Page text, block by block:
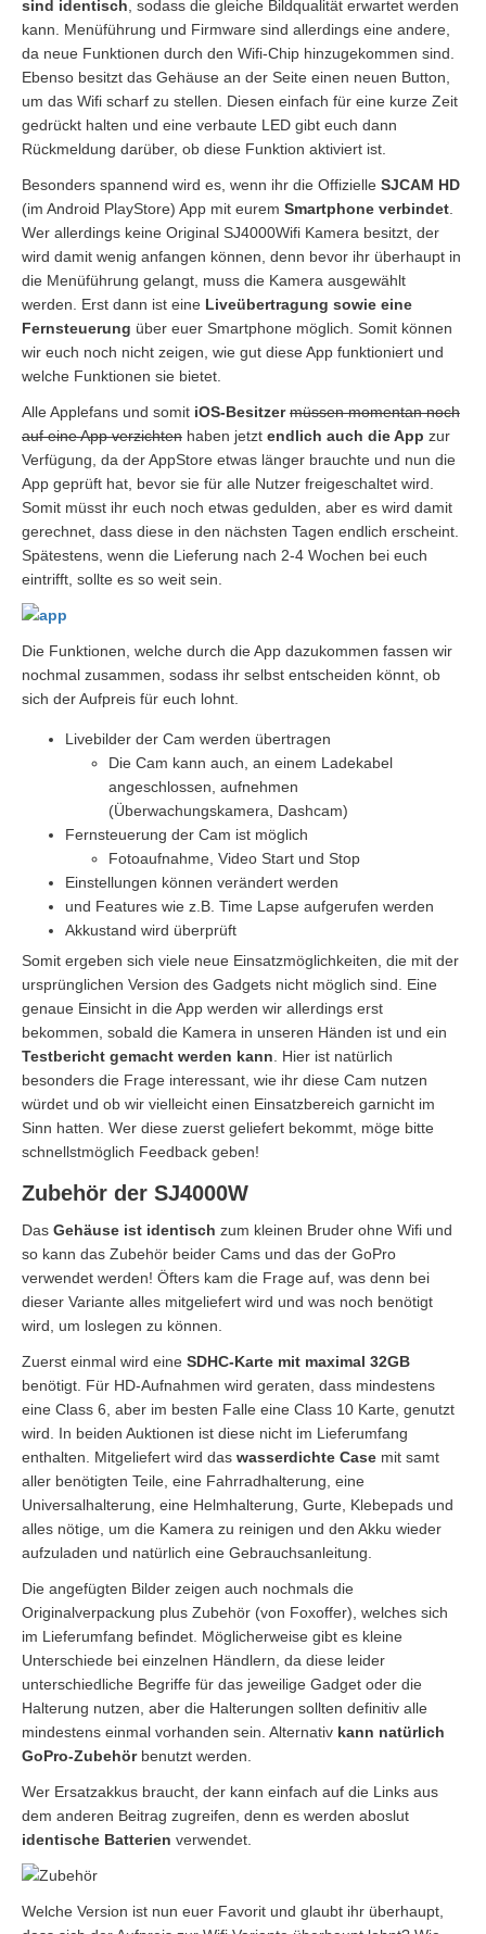
sind identisch , sodass die gleiche Bildqualität erwartet werden
kann. Menüführung und Firmware sind allerdings eine andere,
da neue Funktionen durch den Wifi-Chip hinzugekommen sind.
Ebenso besitzt das Gehäuse an der Seite einen neuen Button,
um das Wifi scharf zu stellen. Diesen einfach für eine kurze Zeit
gedrückt halten und eine verbaute LED gibt euch dann
Rückmeldung darüber, ob diese Funktion aktiviert ist.
Besonders spannend wird es, wenn ihr die Offizielle SJCAM HD
(im Android PlayStore) App mit eurem Smartphone verbindet
Wer allerdings keine Original SJ4000Wifi Kamera besitzt, der
wird damit wenig anfangen können, denn bevor ihr überhaupt in
die Menüführung gelangt, muss die Kamera ausgewählt
werden. Erst dann ist eine Liveübertragung sowie eine
Fernsteuerung über euer Smartphone möglich. Somit können
wir euch noch nicht zeigen, wie gut diese App funktioniert und
welche Funktionen sie bietet.
Alle Applefans und somit iOS-Besitzer müssen momentan noch
auf eine App verzichten haben jetzt endlich auch die App zur
Verfügung, da der AppStore etwas länger brauchte und nun die
App geprüft hat, bevor sie für alle Nutzer freigeschaltet wird.
Somit müsst ihr euch noch etwas gedulden, aber es wird damit
gerechnet, dass diese in den nächsten Tagen endlich erscheint.
Spätestens, wenn die Lieferung nach 2-4 Wochen bei euch
eintrifft, sollte es so weit sein.
Die Funktionen, welche durch die App dazukommen fassen wir
nochmal zusammen, sodass ihr selbst entscheiden könnt, ob
sich der Aufpreis für euch lohnt.
Livebilder der Cam werden übertragen
Die Cam kann auch, an einem Ladekabel
angeschlossen, aufnehmen
(Überwachungskamera, Dashcam)
Fernsteuerung der Cam ist möglich
Fotoaufnahme, Video Start und Stop
Einstellungen können verändert werden
und Features wie z.B. Time Lapse aufgerufen werden
Akkustand wird überprüft
Somit ergeben sich viele neue Einsatzmöglichkeiten, die mit der
ursprünglichen Version des Gadgets nicht möglich sind. Eine
genaue Einsicht in die App werden wir allerdings erst
bekommen, sobald die Kamera in unseren Händen ist und ein
Testbericht gemacht werden kann . Hier ist natürlich
besonders die Frage interessant, wie ihr diese Cam nutzen
würdet und ob wir vielleicht einen Einsatzbereich garnicht im
Sinn hatten. Wer diese zuerst geliefert bekommt, möge bitte
schnellstmöglich Feedback geben!
Zubehör der SJ4000W
Das Gehäuse ist identisch zum kleinen Bruder ohne Wifi und
so kann das Zubehör beider Cams und das der GoPro
verwendet werden! Öfters kam die Frage auf, was denn bei
dieser Variante alles mitgeliefert wird und was noch benötigt
wird, um loslegen zu können.
Zuerst einmal wird eine SDHC-Karte mit maximal 32GB
benötigt. Für HD-Aufnahmen wird geraten, dass mindestens
eine Class 6, aber im besten Falle eine Class 10 Karte, genutzt
wird. In beiden Auktionen ist diese nicht im Lieferumfang
enthalten. Mitgeliefert wird das wasserdichte Case mit samt
aller benötigten Teile, eine Fahrradhalterung, eine
Universalhalterung, eine Helmhalterung, Gurte, Klebepads und
alles nötige, um die Kamera zu reinigen und den Akku wieder
aufzuladen und natürlich eine Gebrauchsanleitung.
Die angefügten Bilder zeigen auch nochmals die
Originalverpackung plus Zubehör (von Foxoffer), welches sich
im Lieferumfang befindet. Möglicherweise gibt es kleine
Unterschiede bei einzelnen Händlern, da diese leider
unterschiedliche Begriffe für das jeweilige Gadget oder die
Halterung nutzen, aber die Halterungen sollten definitiv alle
mindestens einmal vorhanden sein. Alternativ kann natürlich
GoPro-Zubehörbenutzt werden.
Wer Ersatzakkus braucht, der kann einfach auf die Links aus
dem anderen Beitrag zugreifen, denn es werden aboslut
identische Batterien verwendet.
Welche Version ist nun euer Favorit und glaubt ihr überhaupt,